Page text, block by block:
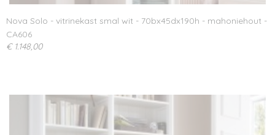
Nova Solo - vitrinekast smal wit - 70bx45dx190h - mahoniehout -
CA606
€ 1.148,00